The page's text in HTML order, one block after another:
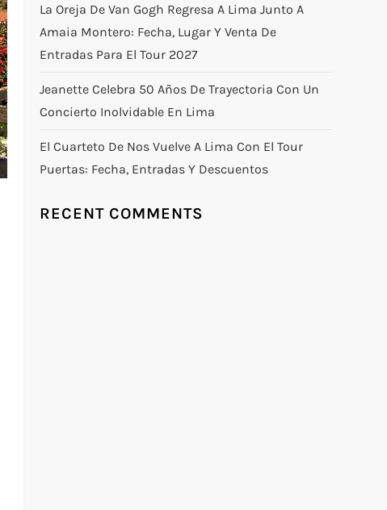
La Oreja De Van Gogh Regresa A Lima Junto A
Amaia Montero: Fecha, Lugar Y Venta De
Entradas Para El Tour 2027
Jeanette Celebra 50 Años De Trayectoria Con Un
Concierto Inolvidable En Lima
El Cuarteto De Nos Vuelve A Lima Con El Tour
Puertas: Fecha, Entradas Y Descuentos
RECENT COMMENTS